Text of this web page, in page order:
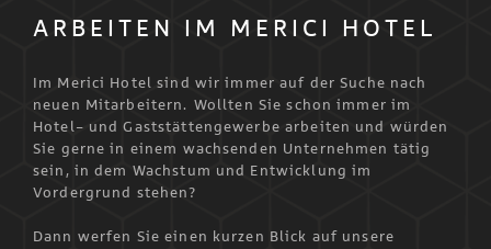
ARBEITEN IM MERICI HOTEL
Im Merici Hotel sind wir immer auf der Suche nach
neuen Mitarbeitern. Wollten Sie schon immer im
Hotel- und Gaststättengewerbe arbeiten und würden
Sie gerne in einem wachsenden Unternehmen tätig
sein, in dem Wachstum und Entwicklung im
Vordergrund stehen?
Dann werfen Sie einen kurzen Blick auf unsere